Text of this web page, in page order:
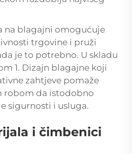
na blagajni omogućuje
trgovine i pruži
je to potrebno. U skladu
1. Dizajn blagajne koji
zahtjeve pomaže
robom da istodobno
sigurnosti i usluga.
i čimbenici